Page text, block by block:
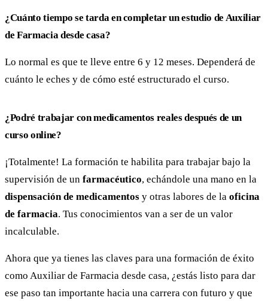
¿Cuánto tiempo se tarda en completar un estudio de Auxiliar
de Farmacia desde casa?
Lo normal es que te lleve entre 6 y 12 meses. Dependerá de
cuánto le eches y de cómo esté estructurado el curso.
¿Podré trabajar conmedicamentos reales después de un
curso online?
¡Totalmente! La formación te habilita para trabajar bajo la
supervisión de un farmacéutico, echándole una mano en la
dispensación de medicamentos y otras labores de la oficina
de farmacia. Tus conocimientos van a ser de un valor
incalculable.
Ahora que ya tienes las claves para una formación de éxito
como Auxiliar de Farmacia desde casa, ¿estás listo para dar
ese paso tan importante hacia una carrera con futuro y que